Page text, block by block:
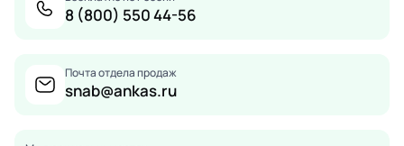
8 (800) 550 44-56
Почта отдела продаж
snab@ankas.ru